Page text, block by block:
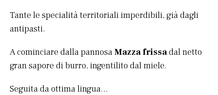
Tante le specialità territoriali imperdibili, già dagli
antipasti.
A cominciare dalla pannosaMazza frissadal netto
gran sapore di burro, ingentilito dal miele.
Seguita da ottima lingua…